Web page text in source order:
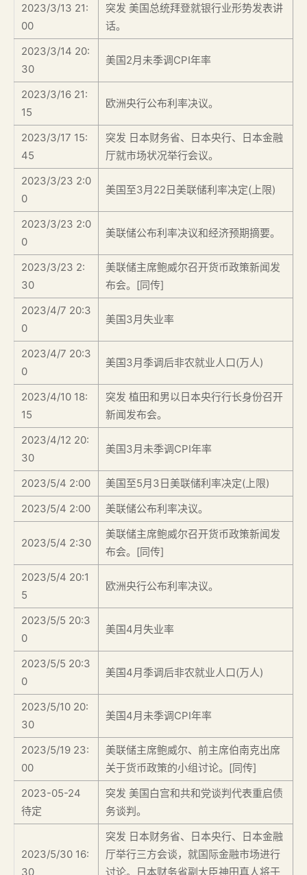
2023/3/13 21:
00
突发 美国总统拜登就银行业形势发表讲
话。
2023/3/14 20:
30
美国2月未季调CPI年率
2023/3/16 21:
15
欧洲央行公布利率决议。
2023/3/17 15:
45
突发 日本财务省、日本央行、日本金融
厅就市场状况举行会议。
2023/3/23 2:0
0
美国至3月22日美联储利率决定(上限)
2023/3/23 2:0
0
美联储公布利率决议和经济预期摘要。
2023/3/23 2:
30
美联储主席鲍威尔召开货币政策新闻发
布会。[同传]
2023/4/7 20:3
0
美国3月失业率
2023/4/7 20:3
0
美国3月季调后非农就业人口(万人)
2023/4/10 18:
15
突发 植田和男以日本央行行长身份召开
新闻发布会。
2023/4/12 20:
30
美国3月未季调CPI年率
2023/5/4 2:00
美国至5月3日美联储利率决定(上限)
2023/5/4 2:00
美联储公布利率决议。
2023/5/4 2:30
美联储主席鲍威尔召开货币政策新闻发
布会。[同传]
2023/5/4 20:1
5
欧洲央行公布利率决议。
2023/5/5 20:3
0
美国4月失业率
2023/5/5 20:3
0
美国4月季调后非农就业人口(万人)
2023/5/10 20:
30
美国4月未季调CPI年率
2023/5/19 23:
00
美联储主席鲍威尔、前主席伯南克出席
关于货币政策的小组讨论。[同传]
2023-05-24
待定
突发 美国白宫和共和党谈判代表重启债
务谈判。
2023/5/30 16:
30
突发 日本财务省、日本央行、日本金融
厅举行三方会谈，就国际金融市场进行
讨论。日本财务省副大臣神田真人将于